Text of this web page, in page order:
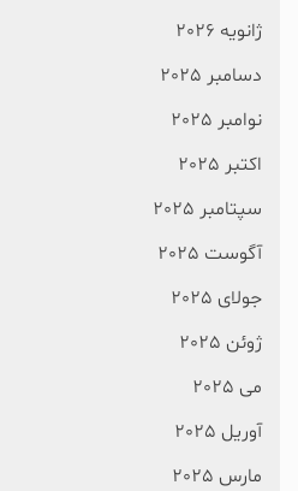
ژانویه 2026
دسامبر 2025
نوامبر 2025
اکتبر 2025
سپتامبر 2025
آگوست 2025
جولای 2025
ژوئن 2025
می 2025
آوریل 2025
مارس 2025